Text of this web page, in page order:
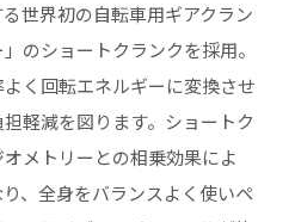
世界初の自転車用ギアクラン
のショートクランクを採用。
く回転エネルギーに変換させ
軽減を図ります。ショートク
メトリーとの相乗効果によ
、全身をバランスよく使いペ